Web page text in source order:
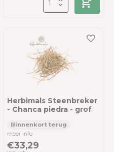
Herbimals Steenbreker
- Chanca piedra - grof
meer info
€33,29